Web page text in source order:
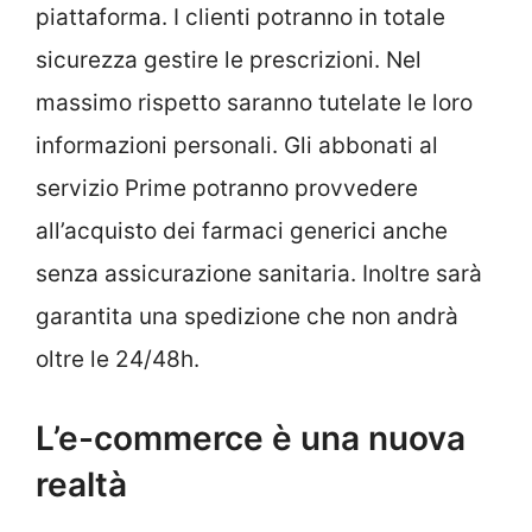
piattaforma. I clienti potranno in totale
sicurezza gestire le prescrizioni. Nel
massimo rispetto saranno tutelate le loro
informazioni personali. Gli abbonati al
servizio Prime potranno provvedere
all’acquisto dei farmaci generici anche
senza assicurazione sanitaria. Inoltre sarà
garantita una spedizione che non andrà
oltre le 24/48h.
L’e-commerce è una nuova
realtà